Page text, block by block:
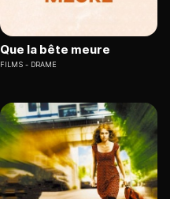
Que la bête meure
FILMS DRAME